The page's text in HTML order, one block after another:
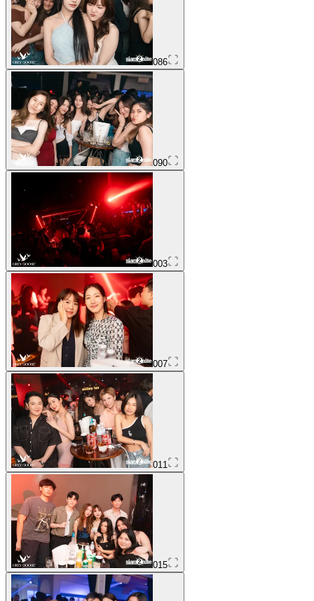
086
090
003
007
011
015